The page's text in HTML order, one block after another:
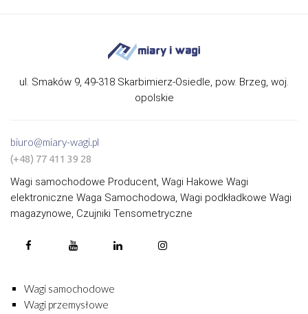
ul. Smaków 9, 49-318 Skarbimierz-Osiedle, pow. Brzeg, woj.
opolskie
biuro@miary-wagi.pl
(+48) 77 411 39 28
Wagi samochodowe Producent, Wagi Hakowe Wagi
elektroniczne Waga Samochodowa, Wagi podkładkowe Wagi
magazynowe, Czujniki Tensometryczne
Wagi samochodowe
Wagi przemysłowe